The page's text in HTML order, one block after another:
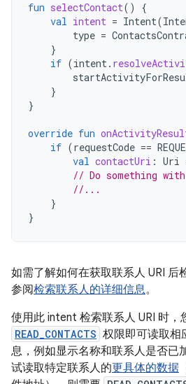
fun selectContact()
{
val intent = Intent(
type =
}
if (intent.
}
}
override fun
if (requestCode ==
val contactUri : Uri
// Do something
//...
}
}
如需了解如何在获取联系人 URI 后
参阅检索联系人的详细信息。
使用此 intent 检索联系人 URI 时，
READ_CONTACTS 权限即可读取相
息，例如显示名称和联系人是否已
试读取特定联系人的更具体的数据